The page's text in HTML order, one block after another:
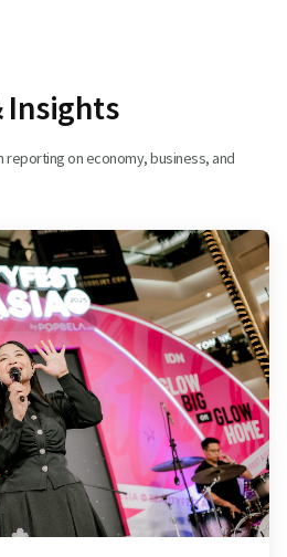
Insights
on economy, business, and